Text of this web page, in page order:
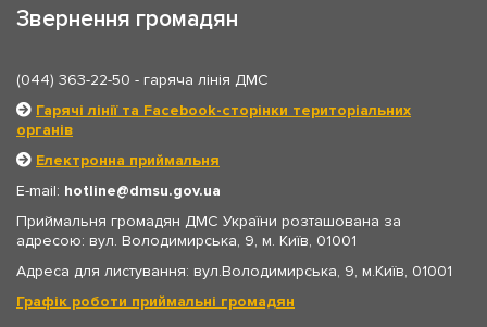
Звернення громадян
(044) 363-22-50 - гаряча лінія ДМС
Гарячі лінії та Facebook-сторінки територіальних
органів
Електронна приймальня
E-mail: hotline
dmsu.gov.ua
Приймальня громадян ДМС України розташована за
адресою: вул. Володимирська, 9, м. Київ, 01001
Адреса для листування: вул.Володимирська, 9, м.Київ, 01001
Графік роботи приймальні громадян